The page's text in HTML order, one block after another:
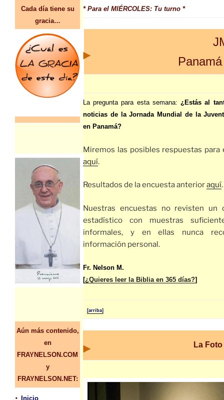
Cada día tiene su
gracia…
Aún más contenido,
en
FRAYNELSON.COM
y
FRAYNELSON.NET:
Inicio
* Para el MIÉRCOLES: Tu turno *
La pregunta para esta semana:¿Estás al
noticias de la Jornada Mundial de la
en Panamá?
Miremos las posibles respuestas para
aquí.
Resultados de la encuesta anterioraquí.
Nuestras encuestas no revisten un
estadístico con muestras
informales, y en ellas nunca
información personal.
Fr. Nelson M.
[¿Quieres leer la Biblia en 365 días?]
[arriba]
La